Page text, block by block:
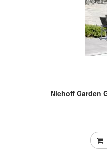
Niehoff Garden